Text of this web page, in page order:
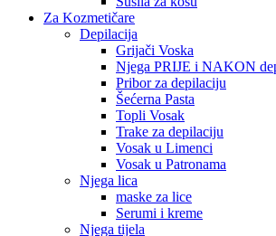
Za Kozmetičare
Depilacija
Grijači Voska
Njega PRIJE i NAKON
Pribor za depilaciju
Šećerna Pasta
Topli Vosak
Trake za depilaciju
Vosak u Limenci
Vosak u Patronama
Njega lica
maske za lice
Serumi i kreme
Njega tijela